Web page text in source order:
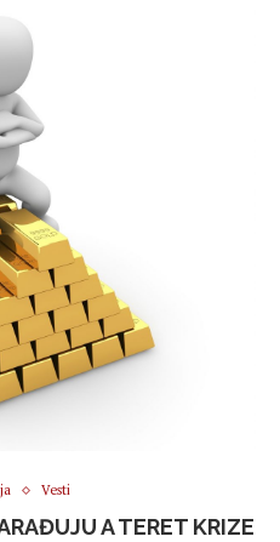
Vesti
A TERET KRIZE